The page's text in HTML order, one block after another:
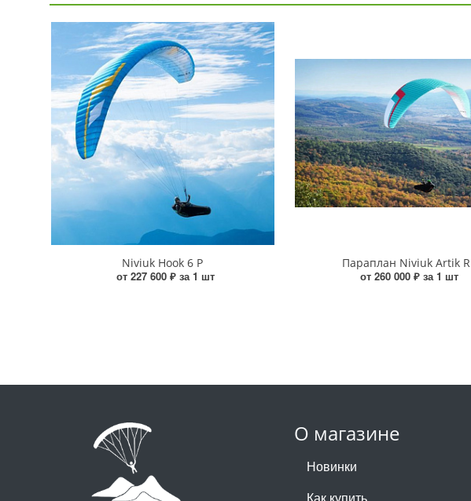
Niviuk Hook 6 P
от 227 600 ₽ за 1 шт
Параплан Niviuk Artik R
от 260 000 ₽ за 1 шт
О магазине
Новинки